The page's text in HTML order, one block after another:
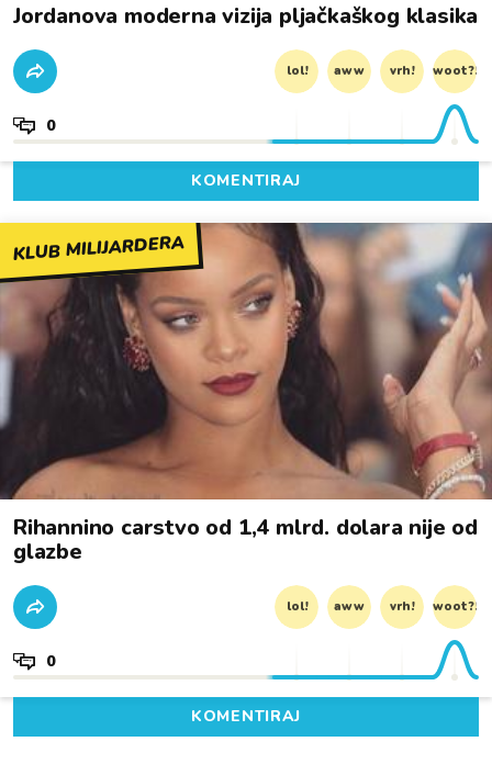
Jordanova moderna vizija pljačkaškog klasika
lol! aww vrh! woot?!
0
KOMENTIRAJ
KLUB MILIJARDERA
Rihannino carstvo od 1,4 mlrd. dolara nije od
glazbe
lol! aww vrh! woot?!
0
KOMENTIRAJ